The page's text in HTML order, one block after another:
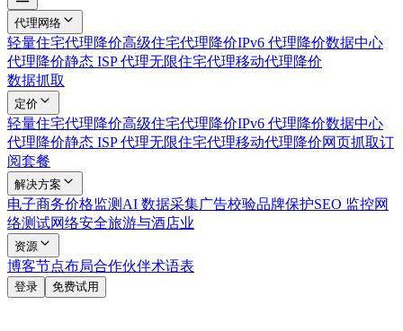
代理网络
轻量住宅代理降价高级住宅代理降价IPv6 代理降价数据中心
代理降价静态 ISP 代理无限住宅代理移动代理降价
数据抓取
定价
轻量住宅代理降价高级住宅代理降价IPv6 代理降价数据中心
代理降价静态 ISP 代理无限住宅代理移动代理降价网页抓取订
阅套餐
解决方案
电子商务价格监测 AI 数据采集广告校验品牌保护SEO 监控网
络测试网络安全旅游与酒店业
资源
博客节点布局合作伙伴术语表
登录 免费试用